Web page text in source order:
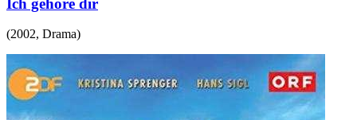
(2002, Drama)